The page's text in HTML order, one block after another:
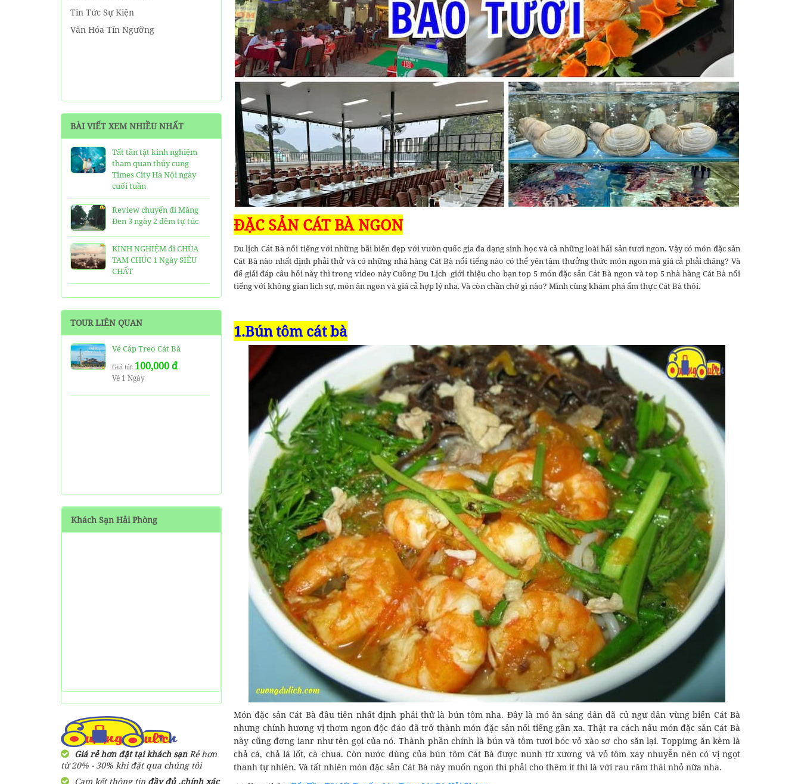
Tin Tức Sự Kiện
Văn Hóa Tín Ngưỡng
BÀI VIẾT XEM NHIỀU NHẤT
Tất tần tật kinh nghiệm
tham quan thủy cung
Times City Hà Nội ngày
cuối tuần
Review chuyến đi Măng
Đen 3 ngày 2 đêm tự túc
KINH NGHIỆM đi CHÙA
TAM CHÚC 1 Ngày SIÊU
CHẤT
25 Ngôi Chùa ở Sài Gòn
TOP 16 địa điểm du lịch
HẤP DẪN nhất việt nam:
Bạn đã đi được những nơi
nào?
Măng Đen tự túc từ A-Z
HƯỚNG DẪN đi phượt Đảo
Thạnh An - Cần Giờ - Hồ
TOUR LIÊN QUAN
Vé Cáp Treo Cát Bà
Giá từ: 100,000 đ
Vé 1 Ngày
Khách Sạn Hải Phòng
Giá rẻ hơn đặt tại khách sạnRẻ hơn
từ 20% - 30% khi đặt qua chúng tôi
Cam kết thông tin đầy đủ ,chính xác
ĐẶC SẢN CÁT BÀ NGON
Du lịch Cát Bà nổi tiếng với những bãi biển đẹp với vườn quốc gia đa dạng sinh học và cả những loài hải sản tươi ngon. Vậy có món đặc sản
Cát Bà nào nhất định phải thử và có những nhà hàng Cát Bà nổi tiếng nào có thể yên tâm thưởng thức món ngon mà giá cả phải chăng? Và
để giải đáp câu hỏi này thì trong video này Cuồng Du Lịch giới thiệu cho bạn top 5 món đặc sản Cát Bà ngon và top 5 nhà hàng Cát Bà nổi
tiếng với không gian lich sự, món ăn ngon và giá cả hợp lý nha. Và còn chần chờ gì nào? Mình cùng khám phá ẩm thực Cát Bà thôi.
1.Bún tôm cát bà
Món đặc sản Cát Bà đầu tiên nhất định phải thử là bún tôm nha. Đây là mó ăn sáng dân dã củ ngư dân vùng biển Cát Bà
nhưng chính hương vị thơm ngon độc đáo đã trở thành món đặc sản nổi tiếng gần xa. Thật ra cách nấu món đặc sản Cát Bà
này cũng đơng ianr như tên gọi của nó. Thành phần chính là bún và tôm tươi bóc vỏ xào sơ cho săn lại. Toppimg ăn kèm là
chả cá, chả lá lốt, cà chua. Còn nước dùng của bún tôm Cát Bà được nunh từ xương và vỏ tôm xay nhuyễn nên có vị ngọt
thanh tự nhiên. Và tất nhiên món đặc sản Cát Bà này muốn ngon thì phải cho thêm ít thì là với rau răm thái nhỏ nữa nha.